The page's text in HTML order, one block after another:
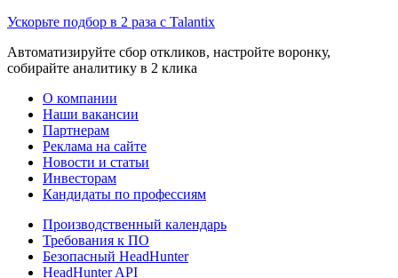
Ускорьте подбор в 2 раза с Talantix
Автоматизируйте сбор откликов, настройте воронку,
собирайте аналитику в 2 клика
О компании
Наши вакансии
Партнерам
Реклама на сайте
Новости и статьи
Инвесторам
Кандидаты по профессиям
Производственный календарь
Требования к ПО
Безопасный HeadHunter
HeadHunter API